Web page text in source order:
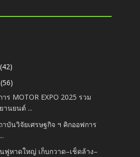
(42)
(56)
ร MOTOR EXPO 2025 รวม
านยนต์ ...
บันวิจัยเศรษฐกิจ ฯ คิกออฟการ
ฟูหาดใหญ่ เก็บกวาด–เช็ดล้าง–